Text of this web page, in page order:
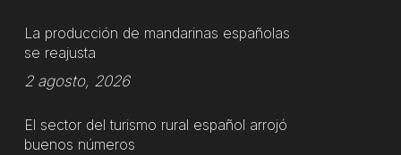
La producción de mandarinas españolas
se reajusta
2 agosto, 2026
El sector del turismo rural español arrojó
buenos números